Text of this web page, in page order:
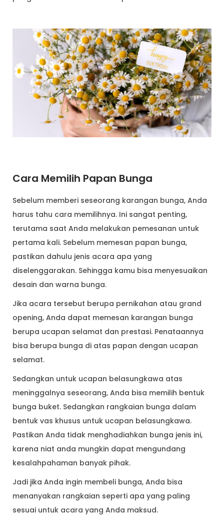
Cara Memilih Papan Bunga
Sebelum memberi seseorang karangan bunga, Anda
harus tahu cara memilihnya. Ini sangat penting,
terutama saat Anda melakukan pemesanan untuk
pertama kali. Sebelum memesan papan bunga,
pastikan dahulu jenis acara apa yang
diselenggarakan. Sehingga kamu bisa menyesuaikan
desain dan warna bunga.
Jika acara tersebut berupa pernikahan atau grand
opening, Anda dapat memesan karangan bunga
berupa ucapan selamat dan prestasi. Penataannya
bisa berupa bunga di atas papan dengan ucapan
selamat.
Sedangkan untuk ucapan belasungkawa atas
meninggalnya seseorang, Anda bisa memilih bentuk
bunga buket. Sedangkan rangkaian bunga dalam
bentuk vas khusus untuk ucapan belasungkawa.
Pastikan Anda tidak menghadiahkan bunga jenis ini,
karena niat anda mungkin dapat mengundang
kesalahpahaman banyak pihak.
Jadi jika Anda ingin membeli bunga, Anda bisa
menanyakan rangkaian seperti apa yang paling
sesuai untuk acara yang Anda maksud.